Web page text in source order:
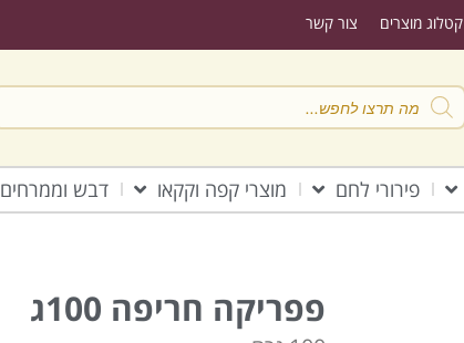
קטלוג מוצרים צור קשר
פירורי לחם מוצרי קפה וקקאו דבש וממרחים
פפריקה חריפה 100ג